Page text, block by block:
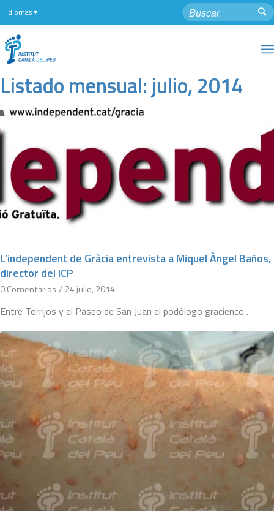
Listado mensual: julio, 2014
L’independent de Gràcia entrevista a Miquel Àngel Baños,
director del ICP
0 Comentarios / 24 julio, 2014
Entre Torrijos y el Paseo de San Juan el podólogo gracienco…